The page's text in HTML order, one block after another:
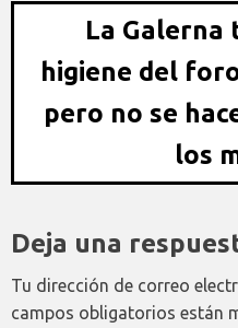
La Galerna
higiene del
pero no se
los
Deja una
Tu dirección de correo
campos obligatorios están